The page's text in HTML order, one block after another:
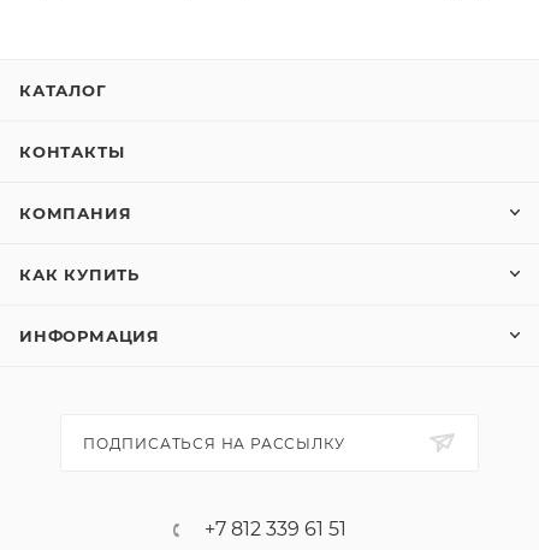
КАТАЛОГ
КОНТАКТЫ
КОМПАНИЯ
КАК КУПИТЬ
ИНФОРМАЦИЯ
ПОДПИСАТЬСЯ НА РАССЫЛКУ
+7 812 339 61 51